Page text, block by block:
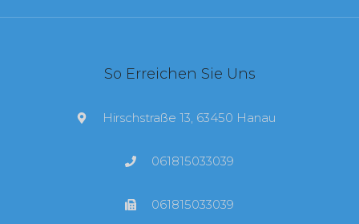
So Erreichen Sie Uns
Hirschstraße 13, 63450 Hanau
061815033039
061815033039